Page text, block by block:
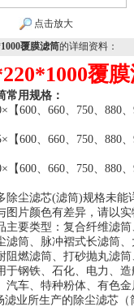
点击放大
覆膜滤筒的详细资料：
覆
常用规格：
× 【600、 660、 750、 880、
× 【600、 660、 750、 880、
× 【600、 660、 750、 880、
除尘滤芯(滤筒)规格未能
图片颜色有差异， 请以实
主要类型 ：复合纤维滤
滤筒、脉冲褶式长滤筒
阻燃滤筒、打砂抛丸滤
于钢铁、石化、电力、
汽车、特种粉体、有色
滤业所生产的除尘滤芯